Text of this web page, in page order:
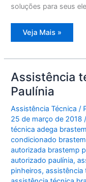
soluções para seus
Assistência
técnica
Veja Mais »
Assistência
Paulínia
Assistência Técnica /
25 de março de 2018
técnica adega
condicionado
autorizada brastemp
autorizado paulínia,
pinheiros,assistência